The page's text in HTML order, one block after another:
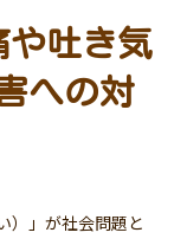
や吐き気
への対
）」が社会問題と